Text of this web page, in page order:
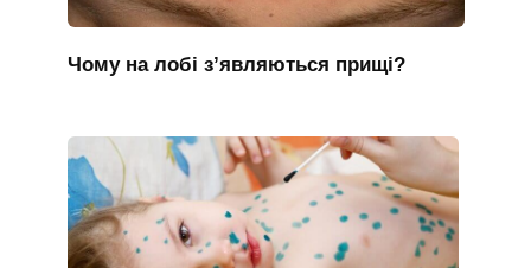
Чому на лобі з’являються прищі?